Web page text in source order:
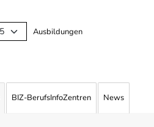
Ausbildungen
BIZ-BerufsInfoZentren News